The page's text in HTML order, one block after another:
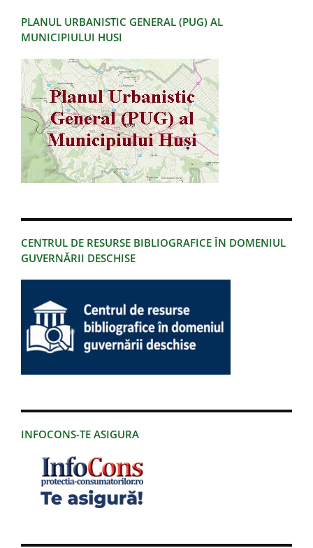
PLANUL URBANISTIC GENERAL (PUG) AL
MUNICIPIULUI HUSI
CENTRUL DE RESURSE BIBLIOGRAFICE ÎN DOMENIUL
GUVERNĂRII DESCHISE
INFOCONS-TE ASIGURA